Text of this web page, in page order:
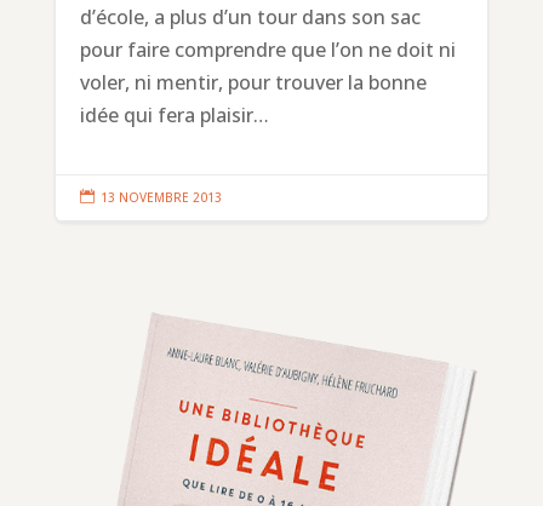
d’école, a plus d’un tour dans son sac
pour faire comprendre que l’on ne doit ni
voler, ni mentir, pour trouver la bonne
idée qui fera plaisir…
 13 NOVEMBRE 2013